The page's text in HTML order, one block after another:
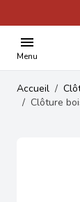
Menu
Accueil /
/ Clôture